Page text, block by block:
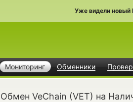
Уже видели новый
Мониторинг Обменники
Обмен VeChain (VET) на